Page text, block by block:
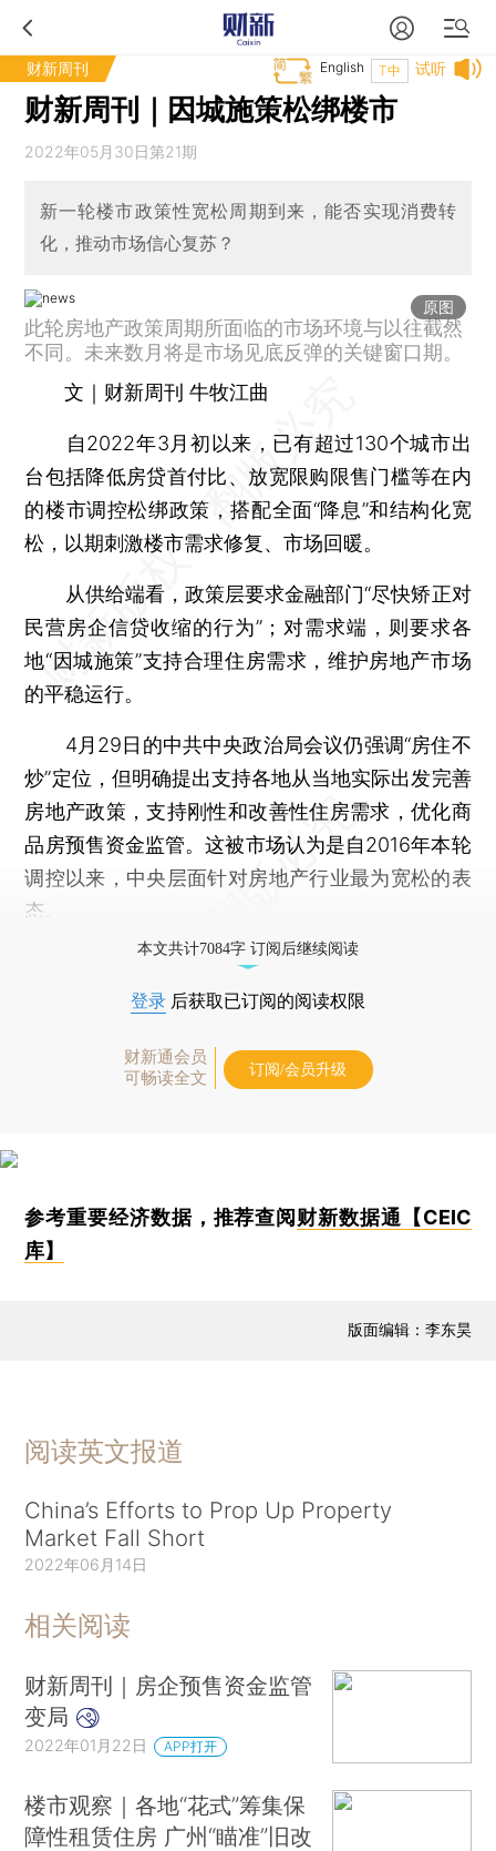
财新周刊 试听
T中
English
财新周刊｜因城施策松绑楼市
2022年05月30日第21期
新一轮楼市政策性宽松周期到来，能否实现消费转
化，推动市场信心复苏？
原图
此轮房地产政策周期所面临的市场环境与以往截然
不同。未来数月将是市场见底反弹的关键窗口期。
文｜财新周刊 牛牧江曲
自2022年3月初以来，已有超过130个城市出
台包括降低房贷首付比、放宽限购限售门槛等在内
的楼市调控松绑政策，搭配全面“降息”和结构化宽
松，以期刺激楼市需求修复、市场回暖。
从供给端看，政策层要求金融部门“尽快矫正对
民营房企信贷收缩的行为”；对需求端，则要求各
地“因城施策”支持合理住房需求，维护房地产市场
的平稳运行。
4月29日的中共中央政治局会议仍强调“房住不
炒”定位，但明确提出支持各地从当地实际出发完善
房地产政策，支持刚性和改善性住房需求，优化商
品房预售资金监管。这被市场认为是自2016年本轮
调控以来，中央层面针对房地产行业最为宽松的表
态。
本文共计7084字 订阅后继续阅读
登录 后获取已订阅的阅读权限
财新通会员
可畅读全文
订阅/会员升级
参考重要经济数据，推荐查阅 财新数据通【CEIC
库】
版面编辑：李东昊
阅读英文报道
China’s Efforts to Prop Up Property
Market Fall Short
2022年06月14日
相关阅读
财新周刊｜房企预售资金监管
变局
2022年01月22日 APP打开
楼市观察｜各地“花式”筹集保
障性租赁住房 广州“瞄准”旧改